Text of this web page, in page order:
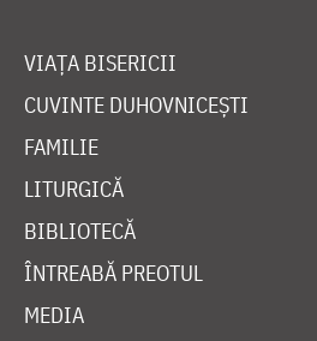
VIAȚA BISERICII
CUVINTE DUHOVNICEȘTI
FAMILIE
LITURGICĂ
BIBLIOTECĂ
ÎNTREABĂ PREOTUL
MEDIA